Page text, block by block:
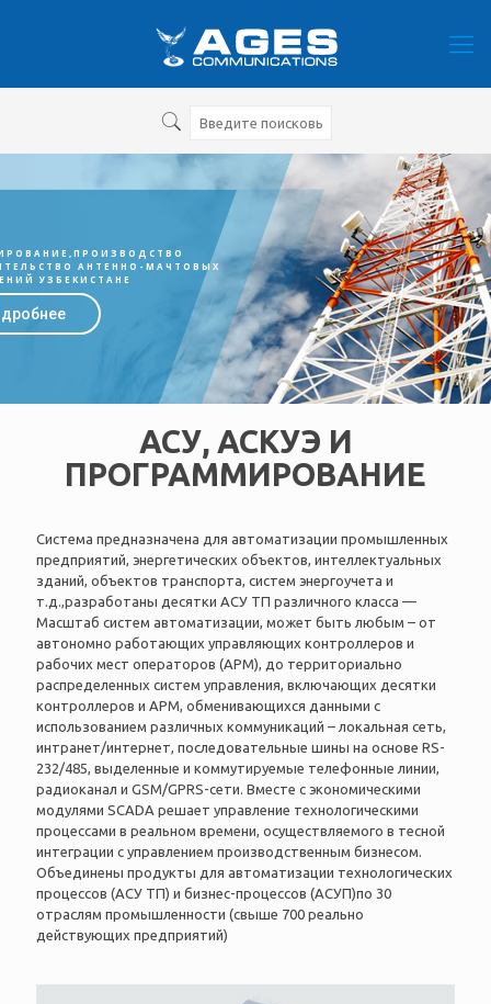
АНТЕННО-МАЧТОВЫХ
УЗБЕКИСТАНЕ
АСУ, АСКУЭ И
ПРОГРАММИРОВАНИЕ
Система предназначена для автоматизации промышленных
предприятий, энергетических объектов, интеллектуальных
зданий, объектов транспорта, систем энергоучета и
т.д.,разработаны десятки АСУ ТП различного класса —
Масштаб систем автоматизации, может быть любым – от
автономно работающих управляющих контроллеров и
рабочих мест операторов (АРМ), до территориально
распределенных систем управления, включающих десятки
контроллеров и АРМ, обменивающихся данными с
использованием различных коммуникаций – локальная сеть,
интранет/интернет, последовательные шины на основе RS-
232/485, выделенные и коммутируемые телефонные линии,
радиоканал и GSM/GPRS-сети. Вместе с экономическими
модулями SCADA решает управление технологическими
процессами в реальном времени, осуществляемого в тесной
интеграции с управлением производственным бизнесом.
Объединены продукты для автоматизации технологических
процессов (АСУ ТП) и бизнес-процессов (АСУП)по 30
отраслям промышленности (свыше 700 реально
действующих предприятий)